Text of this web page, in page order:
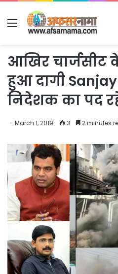
Menu
आखिर चार्जसीट
हुआ दागी
निदेशक का पद
March 1, 2019 3 2 minutes